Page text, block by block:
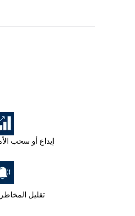
إيداع أو سحب
تقليل